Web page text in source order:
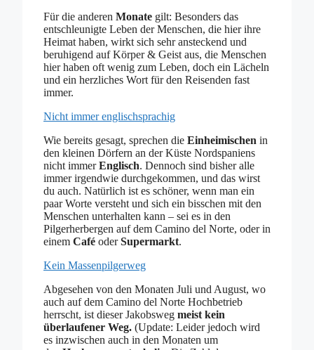
Für die anderen Monate gilt: Besonders das
entschleunigte Leben der Menschen, die hier ihre
Heimat haben, wirkt sich sehr ansteckend und
beruhigend auf Körper & Geist aus, die Menschen
hier haben oft wenig zum Leben, doch ein Lächeln
und ein herzliches Wort für den Reisenden fast
immer.
Nicht immer englischsprachig
Wie bereits gesagt, sprechen die Einheimischen in
den kleinen Dörfern an der Küste Nordspaniens
nicht immerEnglisch. Dennoch sind bisher alle
immer irgendwie durchgekommen, und das wirst
du auch. Natürlich ist es schöner, wenn man ein
paar Worte versteht und sich ein bisschen mit den
Menschen unterhalten kann – sei es in den
Pilgerherbergen auf dem Camino del Norte, oder in
einem Café oderSupermarkt.
Kein Massenpilgerweg
Abgesehen von den Monaten Juli und August, wo
auch auf dem Camino del Norte Hochbetrieb
herrscht, ist dieser Jakobsweg meist kein
überlaufener Weg. (Update: Leider jedoch wird
es inzwischen auch in den Monaten um